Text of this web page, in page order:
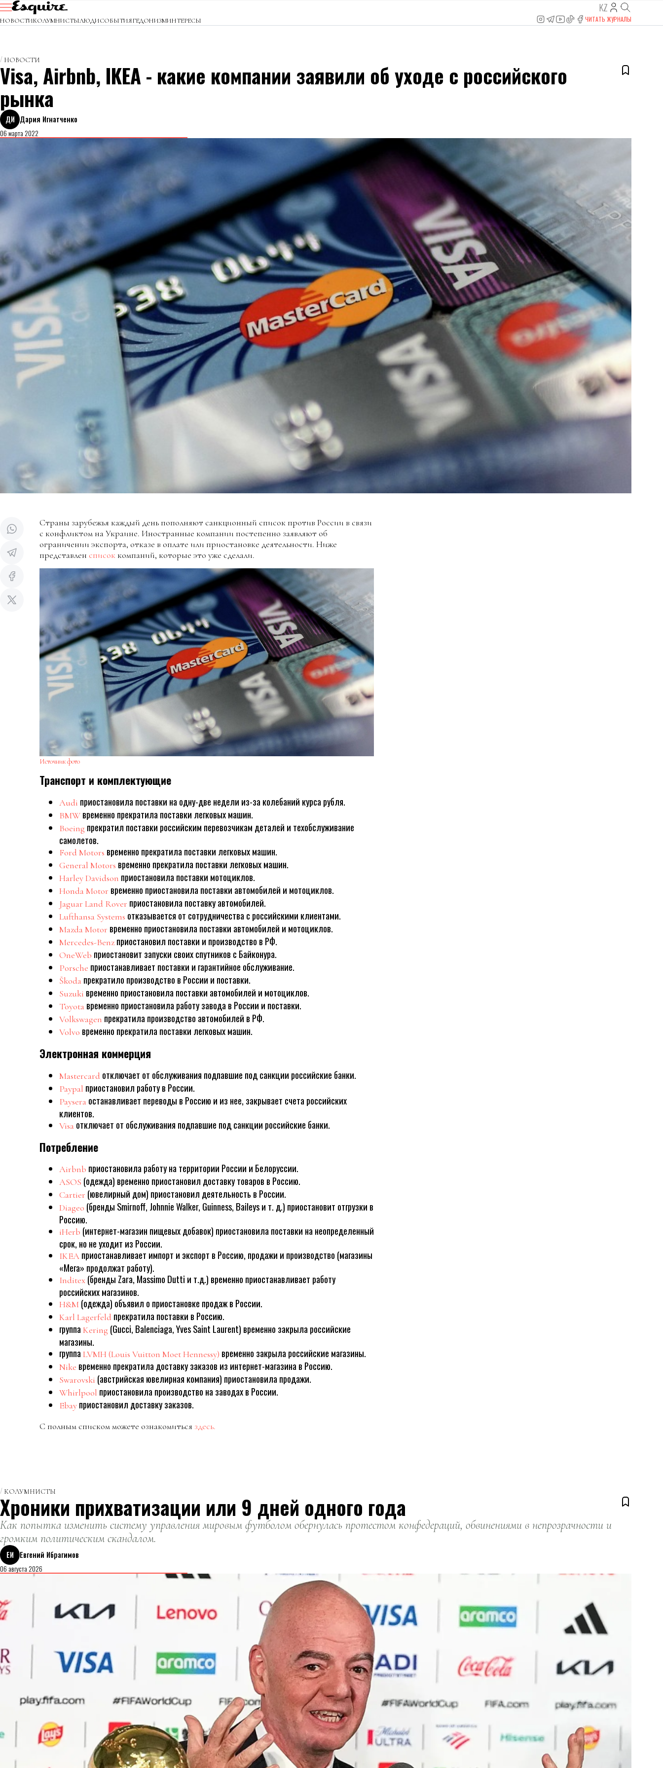
KZ
НОВОСТИКОЛУМНИСТЫЛЮДИСОБЫТИЯГЕДОНИЗМИНТЕРЕСЫ ЧИТАТЬ ЖУРНАЛЫ
НОВОСТИ
Visa, Airbnb, IKEA - какие компании заявили об уходе с российского
рынка
ДИ Дария Игнатченко
06 марта 2022
Страны зарубежья каждый день пополняют санкционный список против России в связи
с конфликтом на Украине. Иностранные компании постепенно заявляют об
ограничении экспорта, отказе в оплате или приостановке деятельности. Ниже
представлен список компаний, которые это уже сделали.
Источник фото
Транспорт и комплектующие
Audi приостановила поставки на одну-две недели из-за колебаний курса рубля.
BMW временно прекратила поставки легковых машин.
Boeing прекратил поставки российским перевозчикам деталей и техобслуживание
самолетов.
Ford Motors временно прекратила поставки легковых машин.
General Motors временно прекратила поставки легковых машин.
Harley Davidson приостановила поставки мотоциклов.
Honda Motor временно приостановила поставки автомобилей и мотоциклов.
Jaguar Land Rover приостановила поставку автомобилей.
Lufthansa Systems отказывается от сотрудничества с российскими клиентами.
Mazda Motor временно приостановила поставки автомобилей и мотоциклов.
Mercedes-Benz приостановил поставки и производство в РФ.
OneWeb приостановит запуски своих спутников с Байконура.
Porsche приостанавливает поставки и гарантийное обслуживание.
Škoda прекратило производство в России и поставки.
Suzuki временно приостановила поставки автомобилей и мотоциклов.
Toyota временно приостановила работу завода в России и поставки.
Volkswagen прекратила производство автомобилей в РФ.
Volvo временно прекратила поставки легковых машин.
Электронная коммерция
Mastercard отключает от обслуживания подпавшие под санкции российские банки.
Paypal приостановил работу в России.
Paysera останавливает переводы в Россию и из нее, закрывает счета российских
клиентов.
Visa отключает от обслуживания подпавшие под санкции российские банки.
Потребление
Airbnb приостановила работу на территории России и Белоруссии.
ASOS (одежда) временно приостановил доставку товаров в Россию.
Cartier (ювелирный дом) приостановил деятельность в России.
Diageo (бренды Smirnoff, Johnnie Walker, Guinness, Baileys и т. д.) приостановит отгрузки в
Россию.
iHerb (интернет-магазин пищевых добавок) приостановила поставки на неопределенный
срок, но не уходит из России.
IKEA приостанавливает импорт и экспорт в Россию, продажи и производство (магазины
«Мега» продолжат работу).
Inditex (бренды Zara, Massimo Dutti и т.д.) временно приостанавливает работу
российских магазинов.
H&M (одежда) объявил о приостановке продаж в России.
Karl Lagerfeld прекратила поставки в Россию.
группа Kering (Gucci, Balenciaga, Yves Saint Laurent) временно закрыла российские
магазины.
группа LVMH (Louis Vuitton Moet Hennessy) временно закрыла российские магазины.
Nike временно прекратила доставку заказов из интернет-магазина в Россию.
Swarovski (австрийская ювелирная компания) приостановила продажи.
Whirlpool приостановила производство на заводах в России.
Ebay приостановил доставку заказов.
С полным списком можете ознакомиться здесь.
КОЛУМНИСТЫ
Хроники прихватизации или 9 дней одного года
Как попытка изменить систему управления мировым футболом обернулась протестом конфедераций, обвинениями в непрозрачности и
громким политическим скандалом.
ЕИ
Евгений Ибрагимов
06 августа 2026